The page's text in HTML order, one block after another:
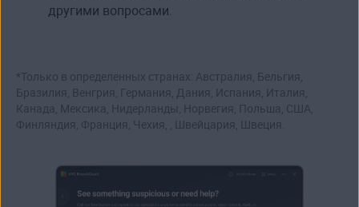
другими вопросами.
*Только в определенных странах: Австралия, Бельгия,
Бразилия, Венгрия, Германия, Дания, Испания, Италия,
Канада, Мексика, Нидерланды, Норвегия, Польша, США,
Финляндия, Франция, Чехия, , Швейцария, Швеция.